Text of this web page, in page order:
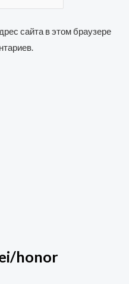
сайта в этом браузере
honor